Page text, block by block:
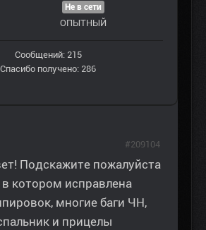
Не в сети
ОПЫТНЫЙ
Сообщений: 215
Спасибо получено: 286
Подскажите пожалуйста
котором исправлена
многие баги ЧН,
и прицелы
#209104